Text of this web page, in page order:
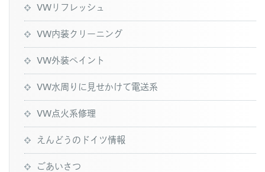
VWリフレッシュ
VW内装クリーニング
VW外装ペイント
VW水周りに見せかけて電送系
VW点火系修理
えんどうのドイツ情報
ごあいさつ